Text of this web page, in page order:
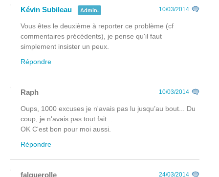
Kévin Subileau Admin. 10/03/2014
Vous êtes le deuxième à reporter ce problème (cf
commentaires précédents), je pense qu'il faut
simplement insister un peux.
Répondre
Raph 10/03/2014
Oups, 1000 excuses je n'avais pas lu jusqu’au bout... Du
coup, je n'avais pas tout fait...
OK C'est bon pour moi aussi.
Répondre
falguerolle 24/03/2014